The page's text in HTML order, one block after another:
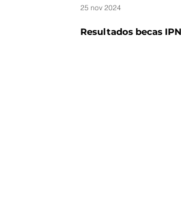
Resultados becas
25 nov 2024